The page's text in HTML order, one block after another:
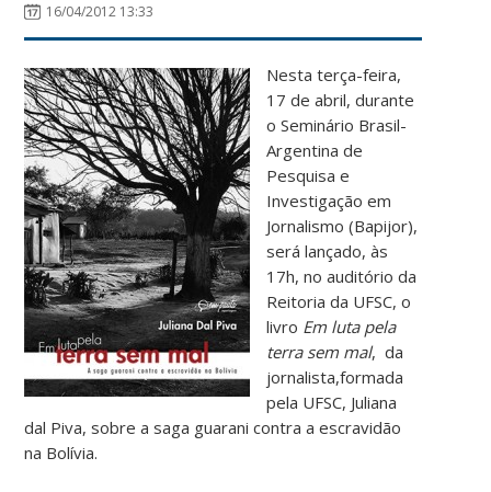
16/04/2012 13:33
Nesta terça-feira,
17 de abril, durante
o Seminário Brasil-
Argentina de
Pesquisa e
Investigação em
Jornalismo (Bapijor),
será lançado, às
17h, no auditório da
Reitoria da UFSC, o
livro Em luta pela
terra sem mal, da
jornalista,formada
pela UFSC, Juliana
dal Piva, sobre a saga guarani contra a escravidão
na Bolívia.